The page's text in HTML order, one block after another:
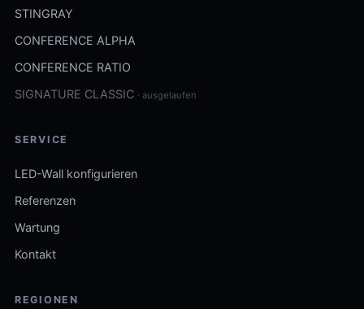
STINGRAY
CONFERENCE ALPHA
CONFERENCE RATIO
SIGNATURE CLASSIC · ausgelaufen
SERVICE
LED-Wall konfigurieren
Referenzen
Wartung
Kontakt
REGIONEN